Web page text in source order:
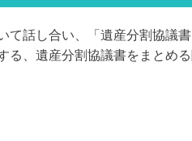
て話し合い、「遺産分割協議
る、遺産分割協議書をまとめ